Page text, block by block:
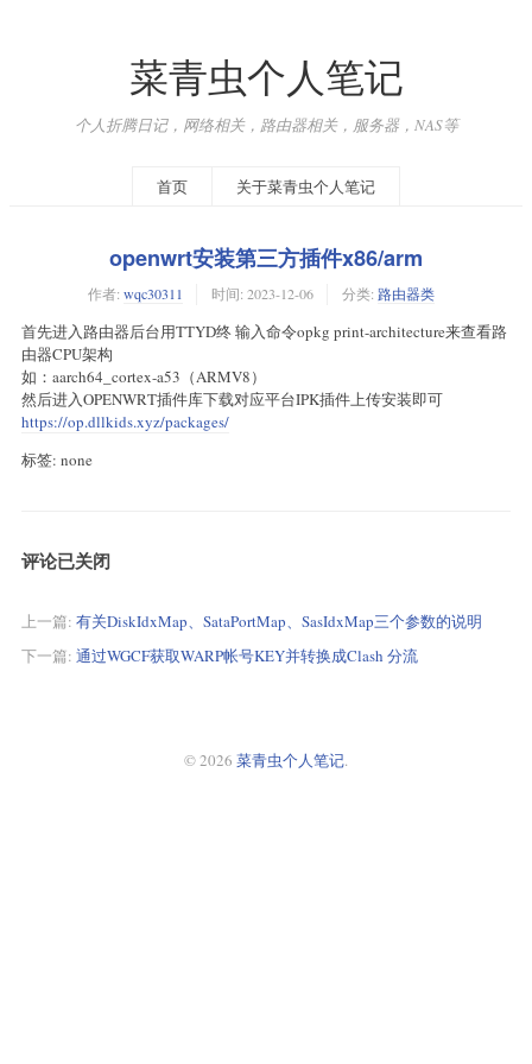
菜青虫个人笔记
个人折腾日记，网络相关，路由器相关，服务器，NAS等
首页 关于菜青虫个人笔记
openwrt安装第三方插件x86/arm
作者: wqc30311 时间: 2023-12-06 分类: 路由器类
首先进入路由器后台用TTYD终 输入命令opkg print-architecture来查看路
由器CPU架构
如：aarch64_cortex-a53（ARMV8）
然后进入OPENWRT插件库下载对应平台IPK插件上传安装即可
https://op.dllkids.xyz/packages/
标签: none
评论已关闭
上一篇: 有关DiskIdxMap、SataPortMap、SasIdxMap三个参数的说明
下一篇: 通过WGCF获取WARP帐号KEY并转换成Clash 分流
© 2026 菜青虫个人笔记.